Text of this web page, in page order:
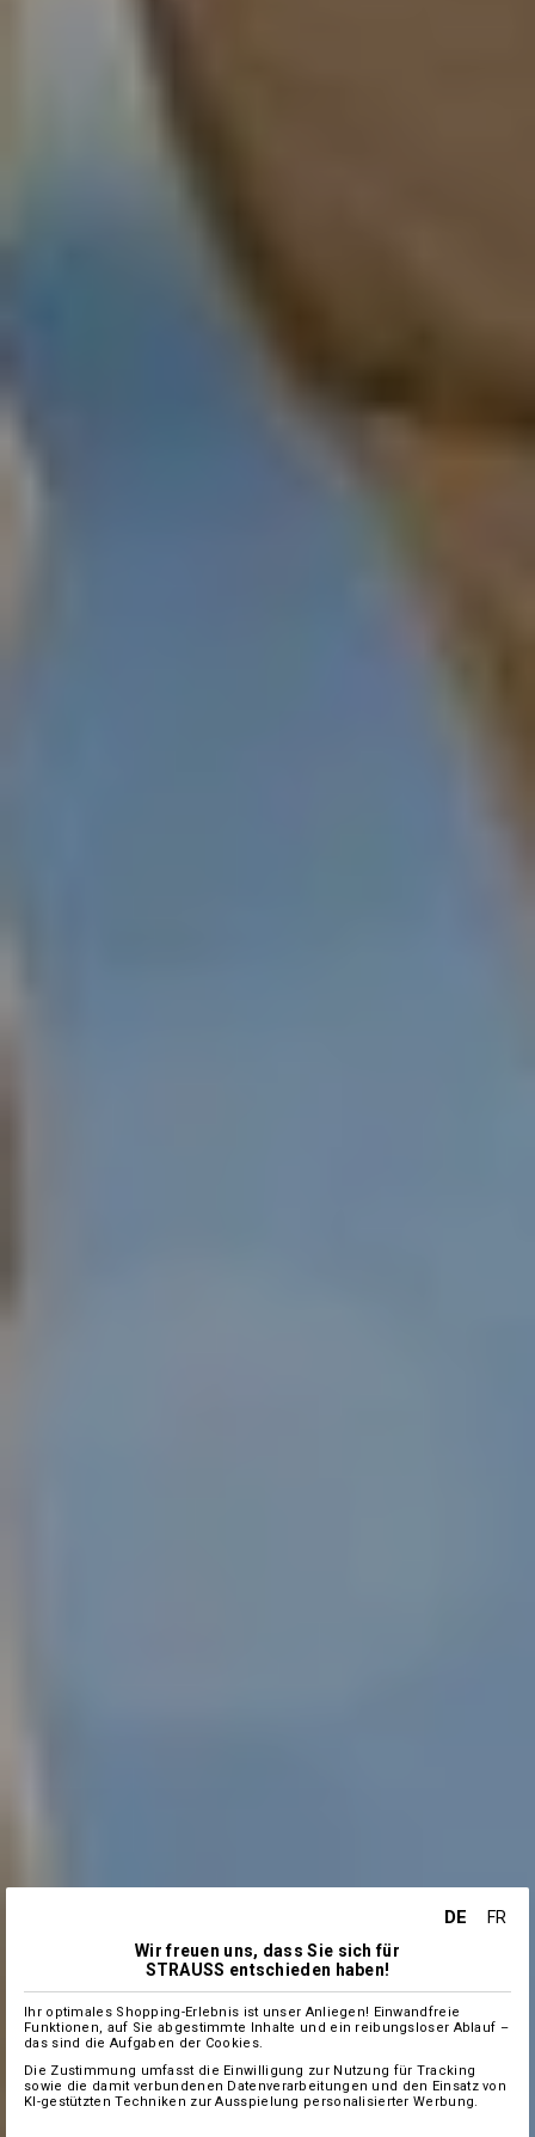
DE
FR
Wir freuen uns, dass Sie sich für
STRAUSS entschieden haben!
Ihr optimales Shopping-Erlebnis ist unser Anliegen! Einwandfreie
Funktionen, auf Sie abgestimmte Inhalte und ein reibungsloser Ablauf –
das sind die Aufgaben der Cookies.
Die Zustimmung umfasst die Einwilligung zur Nutzung für Tracking
sowie die damit verbundenen Datenverarbeitungen und den Einsatz von
KI-gestützten Techniken zur Ausspielung personalisierter Werbung.